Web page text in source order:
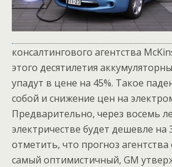
консалтингового агентства
этого десятилетия
упадут в цене на 45%. Такое
собой и снижение цен на
Предварительно, через восемь
электричестве будет дешевле на
отметить, что прогноз
самый оптимистичный, GM